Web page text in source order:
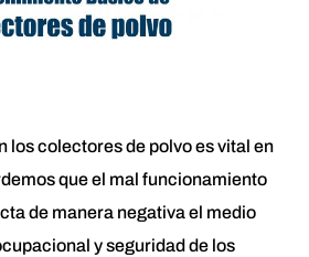
los colectores de polvo es vital en
que el mal funcionamiento
de manera negativa el medio
y seguridad de los